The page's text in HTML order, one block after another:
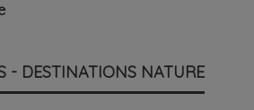
- DESTINATIONS NATURE